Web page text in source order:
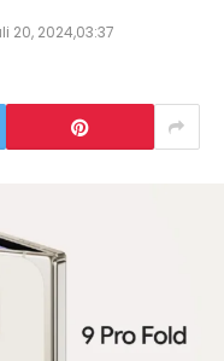
20, 2024,03:37